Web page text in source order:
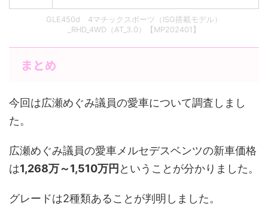
GLE450d 4マチックスポーツ（ISG搭載モデル）
_RHD_4WD（AT_3.0）【MP202401】
まとめ
今回は広瀬めぐみ議員の愛車について調査しまし
た。
広瀬めぐみ議員の愛車メルセデスベンツの新車価格
は1,268万～1,510万円 ということが分かりました。
グレードは2種類あることが判明しました。